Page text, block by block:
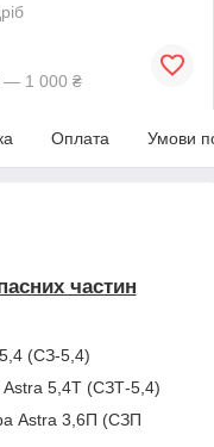
— 1 000 ₴
Оплата Умови
частин
(СЗ-5,4)
Astra 5,4Т (СЗТ-5,4)
Astra 3,6П (СЗП